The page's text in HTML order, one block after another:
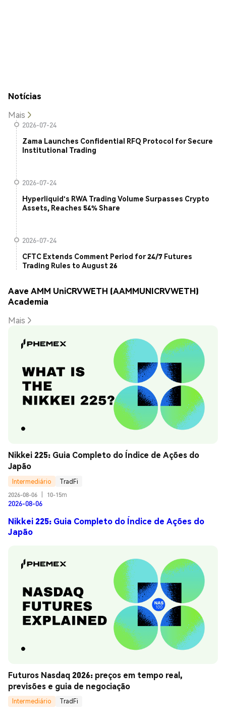
Notícias
Mais
2026-07-24
Zama Launches Confidential RFQ Protocol for Secure
Institutional Trading
2026-07-24
Hyperliquid's RWA Trading Volume Surpasses Crypto
Assets, Reaches 54% Share
2026-07-24
CFTC Extends Comment Period for 24/7 Futures
Trading Rules to August 26
Aave AMM UniCRVWETH (AAMMUNICRVWETH)
Academia
Mais
Nikkei 225: Guia Completo do Índice de Ações do
Japão
Intermediário
TradFi
2026-08-06
10-15m
2026-08-06
Nikkei 225: Guia Completo do Índice de Ações do
Japão
Futuros Nasdaq 2026: preços em tempo real,
previsões e guia de negociação
Intermediário
TradFi